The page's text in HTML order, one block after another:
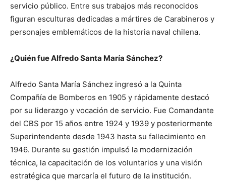
servicio público. Entre sus trabajos más reconocidos
figuran esculturas dedicadas a mártires de Carabineros y
personajes emblemáticos de la historia naval chilena.
¿Quién fue Alfredo Santa María Sánchez?
Alfredo Santa María Sánchez ingresó a la Quinta
Compañía de Bomberos en 1905 y rápidamente destacó
por su liderazgo y vocación de servicio. Fue Comandante
del CBS por 15 años entre 1924 y 1939 y posteriormente
Superintendente desde 1943 hasta su fallecimiento en
1946. Durante su gestión impulsó la modernización
técnica, la capacitación de los voluntarios y una visión
estratégica que marcaría el futuro de la institución.